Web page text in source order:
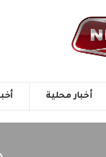
أخبار محلية